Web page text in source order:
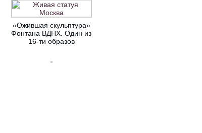
«Ожившая скульптура»
Фонтана ВДНХ. Один из
16-ти образов